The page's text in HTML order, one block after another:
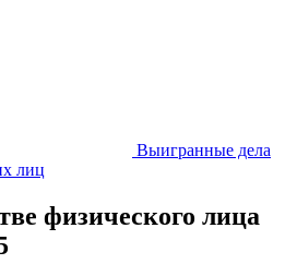
Выигранные дела
лиц
физического лица